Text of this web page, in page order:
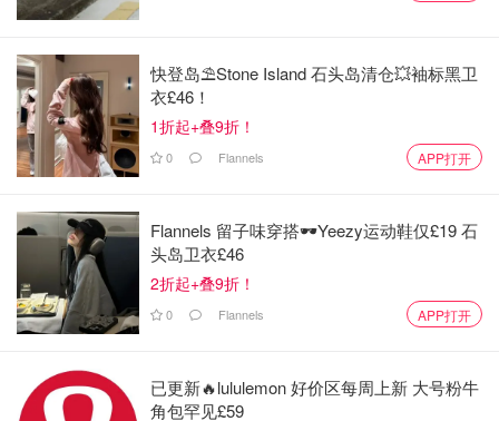
在2022年11月1日起到现在未曾参与过Co-operative
你需要在转换完成后30日内在新账户至少存入1000
镑，并且设置至少2个直接有效的Direct Debit，并且完
成至少5次借记卡交易，并下载Co-operative Bank的手
机应用程序
快登岛⛱️Stone Island 石头岛清仓💥袖标黑卫
衣£46！
1折起+叠9折！
0 Flannels APP打开
Flannels 留子味穿搭🕶️Yeezy运动鞋仅£19 石
头岛卫衣£46
2折起+叠9折！
0 Flannels APP打开
已更新🔥lululemon 好价区每周上新 大号粉牛
角包罕见£59